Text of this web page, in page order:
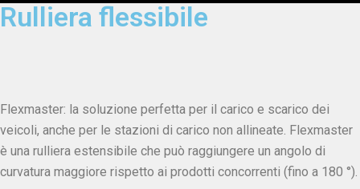
Rulliera flessibile
Flexmaster: la soluzione perfetta per il carico e scarico dei
veicoli, anche per le stazioni di carico non allineate. Flexmaster
è una rulliera estensibile che può raggiungere un angolo di
curvatura maggiore rispetto ai prodotti concorrenti (fino a 180 °).